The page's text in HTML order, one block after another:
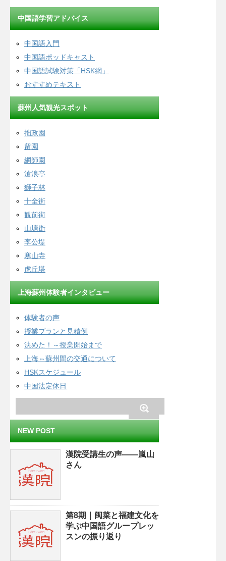
中国語学習アドバイス
中国語入門
中国語ポッドキャスト
中国語試験対策「HSK網」
おすすめテキスト
蘇州人気観光スポット
拙政園
留園
網師園
滄浪亭
獅子林
十全街
観前街
山塘街
李公堤
寒山寺
虎丘塔
上海蘇州体験者インタビュー
体験者の声
授業プランと見積例
決めた！～授業開始まで
上海⇔蘇州間の交通について
HSKスケジュール
中国法定休日
NEW POST
漢院受講生の声——嵐山
さん
第8期｜闽菜と福建文化を
学ぶ中国語グループレッ
スンの振り返り